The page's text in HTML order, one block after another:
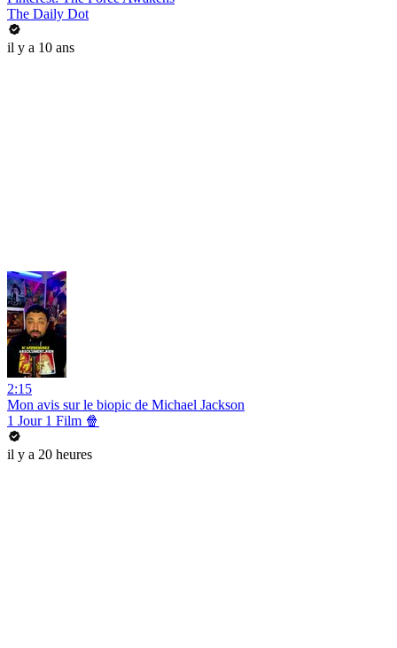
The Daily Dot
il y a 10 ans
2:15
Mon avis sur le biopic de Michael Jackson
1 Jour 1 Film 🍿
il y a 20 heures